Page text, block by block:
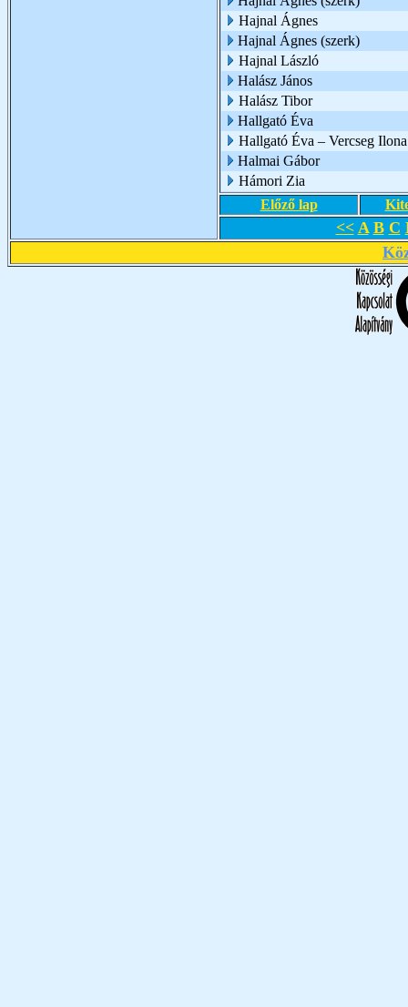
Hajnal Ágnes
Hajnal Ágnes (szerk)
Hajnal László
Halász János
Halász Tibor
Hallgató Éva
Hallgató Éva – Vercseg Ilona
Halmai Gábor
Hámori Zia
Előző lap
<< A B C